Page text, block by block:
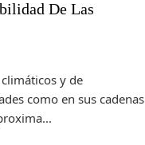
De Las
y de
como en sus cadenas